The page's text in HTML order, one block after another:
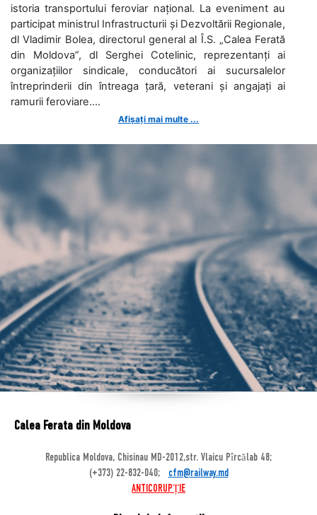
istoria transportului feroviar național. La eveniment au
participat ministrul Infrastructurii și Dezvoltării Regionale,
dl Vladimir Bolea, directorul general al Î.S. „Calea Ferată
din Moldova”, dl Serghei Cotelinic, reprezentanți ai
organizațiilor sindicale, conducători ai sucursalelor
întreprinderii din întreaga țară, veterani și angajați ai
ramurii feroviare....
Afișați mai multe ...
Calea Ferata din Moldova
Republica Moldova, Chisinau MD-2012,str. Vlaicu Pîrcălab 48;
(+373) 22-832-040;
cfm@railway.md
ANTICORUPȚIE